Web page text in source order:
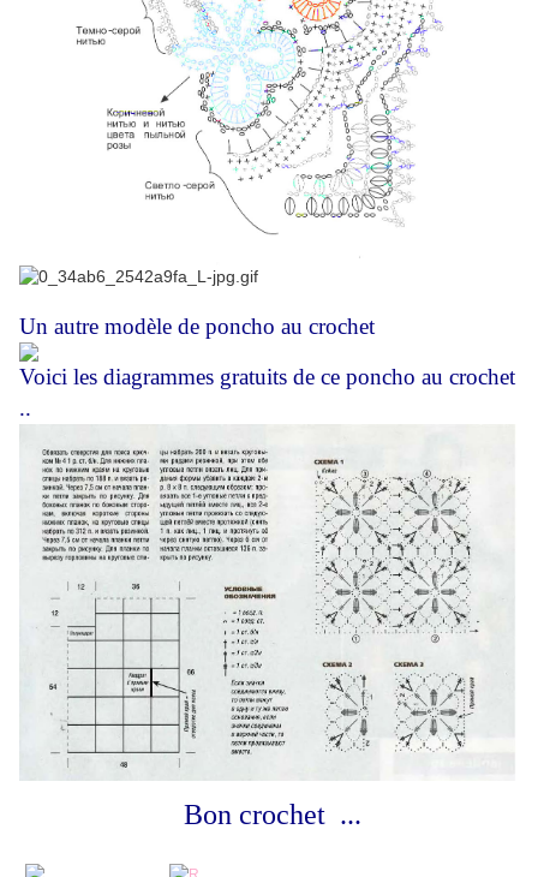
Un autre modèle de poncho au crochet
Voici les diagrammes gratuits de ce poncho au crochet
..
Bon crochet ...